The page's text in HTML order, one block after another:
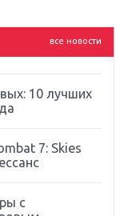
все новости
ругать
10 лучших
7: Skies
с